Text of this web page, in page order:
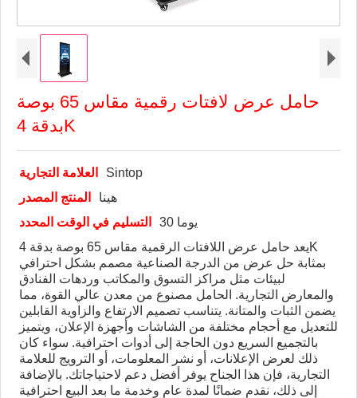
حامل عرض لافتات رقمية مقاس 65 بوصة
بدقة 4K
العلامة التجارية
Sintop
المنتج المصدر
هينا
التسليم في الوقت المحدد
30 يوما
يعد حامل عرض اللافتات الرقمية مقاس 65 بوصة بدقة 4K
بمثابة حل عرض من الدرجة الصناعية مصمم بشكل احترافي
لبيئات مثل مراكز التسوق والمكاتب وردهات الفنادق
والمعارض التجارية. الحامل مصنوع من معدن عالي القوة، مما
يضمن الثبات والمتانة. يتناسب تصميم الارتفاع والزاوية القابلين
للتعديل مع أحجام مختلفة من الشاشات وأجهزة الإعلان، ويتميز
بالتجميع السريع دون الحاجة إلى أدوات احترافية. سواء كان
ذلك لعرض الإعلانات، أو نشر المعلومات، أو الترويج للعلامة
التجارية، فإن هذا الجناح يوفر أفضل دعم لاحتياجاتك. بالإضافة
إلى ذلك، نقدم ضمانًا لمدة عام وخدمة ما بعد البيع احترافية